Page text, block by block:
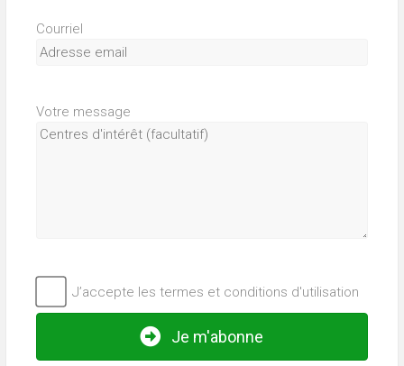
Courriel
Votre message
J’accepte les termes et conditions d'utilisation
Je m'abonne